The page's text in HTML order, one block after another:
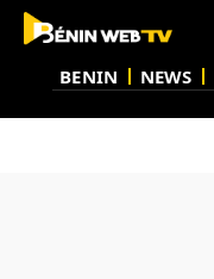
BENIN NEWS